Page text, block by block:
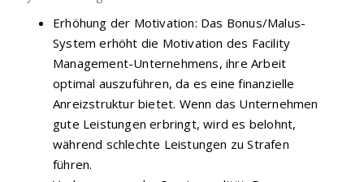
Erhöhung der Motivation: Das Bonus/Malus-
System erhöht die Motivation des Facility
Management-Unternehmens, ihre Arbeit
optimal auszuführen, da es eine finanzielle
Anreizstruktur bietet. Wenn das Unternehmen
gute Leistungen erbringt, wird es belohnt,
während schlechte Leistungen zu Strafen
führen.